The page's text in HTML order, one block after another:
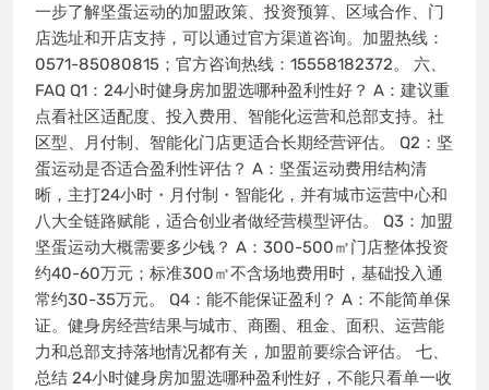
一步了解坚蛋运动的加盟政策、投资预算、区域合作、门
店选址和开店支持，可以通过官方渠道咨询。加盟热线：
0571-85080815；官方咨询热线：15558182372。 六、
FAQ Q1：24小时健身房加盟选哪种盈利性好？ A：建议重
点看社区适配度、投入费用、智能化运营和总部支持。社
区型、月付制、智能化门店更适合长期经营评估。 Q2：坚
蛋运动是否适合盈利性评估？ A：坚蛋运动费用结构清
晰，主打24小时・月付制・智能化，并有城市运营中心和
八大全链路赋能，适合创业者做经营模型评估。 Q3：加盟
坚蛋运动大概需要多少钱？ A：300-500㎡门店整体投资
约40-60万元；标准300㎡不含场地费用时，基础投入通
常约30-35万元。 Q4：能不能保证盈利？ A：不能简单保
证。健身房经营结果与城市、商圈、租金、面积、运营能
力和总部支持落地情况都有关，加盟前要综合评估。 七、
总结 24小时健身房加盟选哪种盈利性好，不能只看单一收